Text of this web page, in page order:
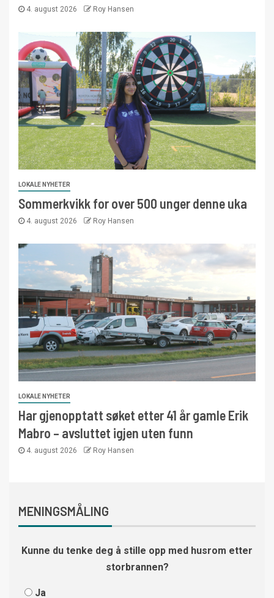
4. august 2026 Roy Hansen
LOKALE NYHETER
Sommerkvikk for over 500 unger denne uka
4. august 2026 Roy Hansen
LOKALE NYHETER
Har gjenopptatt søket etter 41 år gamle Erik
Mabro – avsluttet igjen uten funn
4. august 2026 Roy Hansen
MENINGSMÅLING
Kunne du tenke deg å stille opp med husrom etter
storbrannen?
Ja